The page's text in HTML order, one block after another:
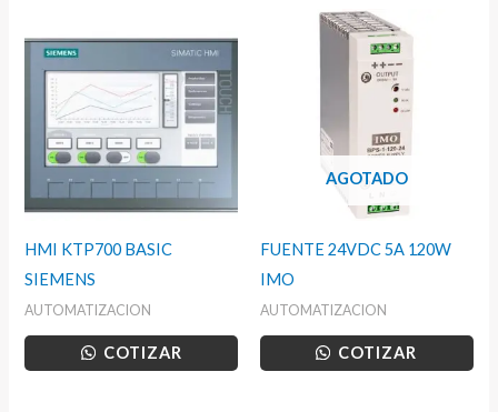
HMI KTP700 BASIC
SIEMENS
AUTOMATIZACION
COTIZAR
AGOTADO
FUENTE 24VDC 5A 120W
IMO
AUTOMATIZACION
COTIZAR